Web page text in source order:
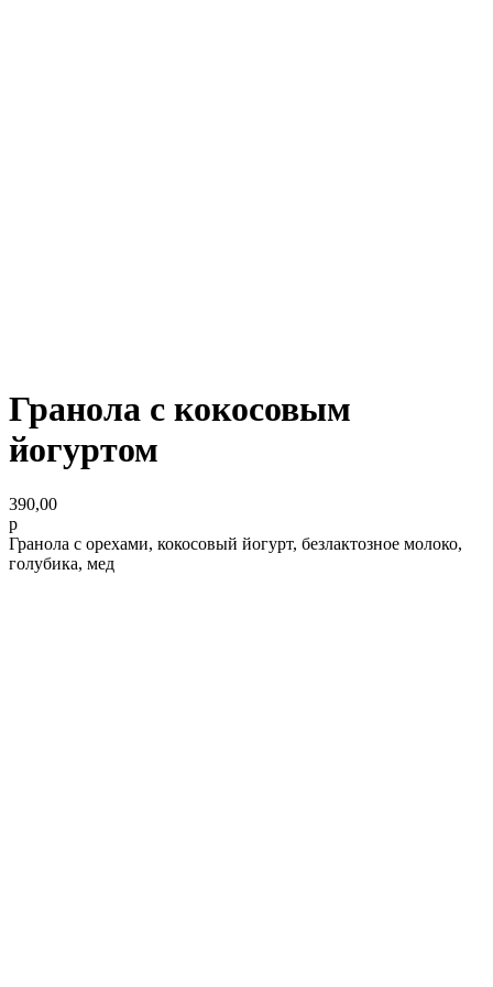
Гранола с кокосовым
йогуртом
390,00
р
Гранола с орехами, кокосовый йогурт, безлактозное молоко,
голубика, мед